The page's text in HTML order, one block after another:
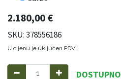
2.180,00€
SKU: 378556186
U cijenu je uključen PDV.
DOSTUPNO